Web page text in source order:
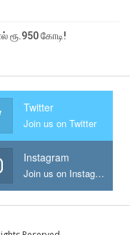
ரூ.950 கோடி!
Twitter
Join us on Twitter
Instagram
Join us on Instagram